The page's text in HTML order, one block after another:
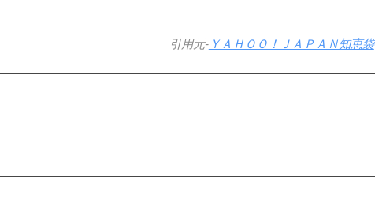
引用元-ＹＡＨＯＯ！ＪＡＰＡＮ知恵袋